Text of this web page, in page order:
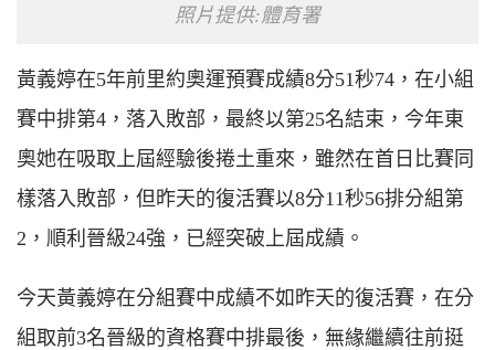
照片提供:體育署
黃義婷在5年前里約奧運預賽成績8分51秒74，在小組
賽中排第4，落入敗部，最終以第25名結束，今年東
奧她在吸取上屆經驗後捲土重來，雖然在首日比賽同
樣落入敗部，但昨天的復活賽以8分11秒56排分組第
2，順利晉級24強，已經突破上屆成績。
今天黃義婷在分組賽中成績不如昨天的復活賽，在分
組取前3名晉級的資格賽中排最後，無緣繼續往前挺